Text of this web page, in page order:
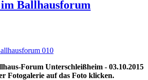
Ballhausforum
Forum Unterschleißheim - 03.10.2015
Fotogalerie auf das Foto klicken.